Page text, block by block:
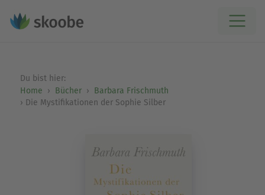
Du bist hier:
Home
Bücher
Barbara Frischmuth
Die Mystifikationen der Sophie Silber